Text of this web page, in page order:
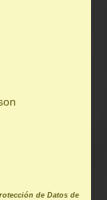
de Datos de